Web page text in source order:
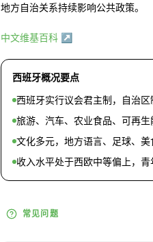
地方自治关系持续影响公共政策。
中文维基百科 ↗
西班牙概况要点
西班牙实行议会君主制，自治区
旅游、汽车、农业食品、可再生
文化多元，地方语言、足球、美
收入水平处于西欧中等偏上，青
常见问题